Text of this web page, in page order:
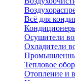
Всё для
Осушители
Охладители
Тепловое
Отопление и